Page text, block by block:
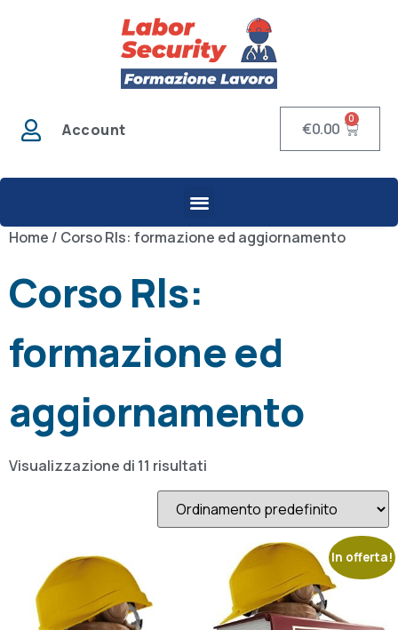
Account €0.00
0
Home / Corso Rls: formazione ed aggiornamento
Corso Rls:
formazione ed
aggiornamento
Visualizzazione di 11 risultati
In offerta!